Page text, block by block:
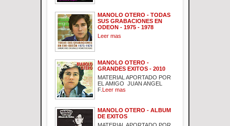
MANOLO OTERO - TODAS
SUS GRABACIONES EN
ODEON - 1975 - 1978
Leer mas
MANOLO OTERO -
GRANDES EXITOS - 2010
MATERIAL APORTADO POR
EL AMIGO JUAN ANGEL
F.Leer mas
MANOLO OTERO - ALBUM
DE EXITOS